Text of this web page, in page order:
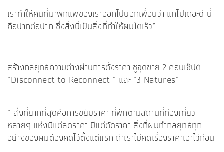
เราทำให้คนที่มาพักแพของเราออกไปบอกเพื่อนว่า แกไปเถอะดี นี่
คือปากต่อปาก ซึ่งสิ่งนี้เป็นสิ่งที่ทำให้ผมโตเร็ว”
สร้างกลยุทธ์ความต่างผ่านการตั้งราคา ชูจุดขาย 2 คอนเซ็ปต์
“Disconnect to Reconnect ” และ “3 Natures”
“ สิ่งที่ยากที่สุดคือการขยับราคา ที่พักตามสถานที่ท่องเที่ยว
หลายๆ แห่งมีแต่ลดราคา มีแต่ตัดราคา สิ่งที่ผมทำกลยุทธ์ทุก
อย่างของผมต้องคิดไว้ตั้งแต่แรก ถ้าเราไม่คิดเรื่องราคาเอาไว้ก่อน